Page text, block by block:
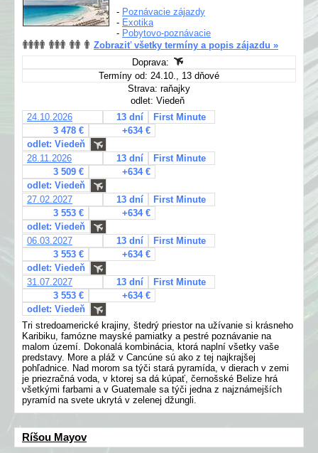
- Poznávacie zájazdy
- Exotika
- Pobytovo-poznávacie
Zobraziť všetky termíny a popis zájazdu »
Doprava:
Termíny od: 24.10., 13 dňové
Strava: raňajky
odlet: Viedeň
24.10.2026
13 dní
First Minute
3 478 €
+634 €
odlet: Viedeň
28.11.2026
13 dní
First Minute
3 509 €
+634 €
odlet: Viedeň
27.02.2027
13 dní
First Minute
3 553 €
+634 €
odlet: Viedeň
06.03.2027
13 dní
First Minute
3 553 €
+634 €
odlet: Viedeň
31.07.2027
13 dní
First Minute
3 553 €
+634 €
odlet: Viedeň
Tri stredoamerické krajiny, štedrý priestor na užívanie si krásneho
Karibiku, famózne mayské pamiatky a pestré poznávanie na
malom území. Dokonalá kombinácia, ktorá naplní všetky vaše
predstavy. More a pláž v Cancúne sú ako z tej najkrajšej
pohľadnice. Nad morom sa týči stará pyramída, v dierach v zemi
je priezračná voda, v ktorej sa dá kúpať, černošské Belize hrá
všetkými farbami a v Guatemale sa týči jedna z najznámejších
pyramíd na svete ukrytá v zelenej džungli.
Ríšou Mayov